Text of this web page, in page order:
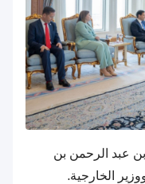
عبد الرحمن بن
الخارجية.